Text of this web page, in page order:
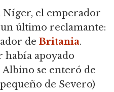
el emperador
último reclamante:
de Britania.
había apoyado
se enteró de
de Severo)